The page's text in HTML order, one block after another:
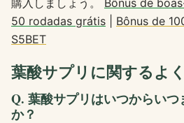
購入しましょう。 Bônus de
50 rodadas grátis
Bônus de
S5BET
葉酸サプリに関するよ
Q. 葉酸サプリはいつからい
か？